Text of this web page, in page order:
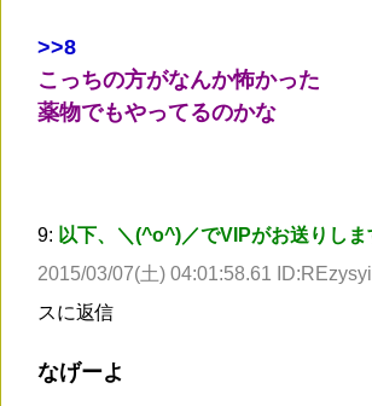
>>8
こっちの方がなんか怖かった
薬物でもやってるのかな
9: 以下、＼(^o^)／でVIPがお送りしま
2015/03/07(土) 04:01:58.61
スに返信
なげーよ